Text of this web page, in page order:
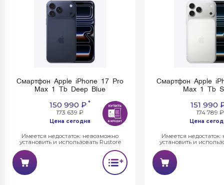
Смартфон Apple iPhone 17 Pro
Max 1 Tb Deep Blue
150 990 ₽ *
173 639 ₽
Цена сегодня
Имеется недостаток: невозможно
установить и использовать Rustore
Смартфон Apple
Max 1 Tb
151 990
174 789 ₽
Цена
Имеется
установить и